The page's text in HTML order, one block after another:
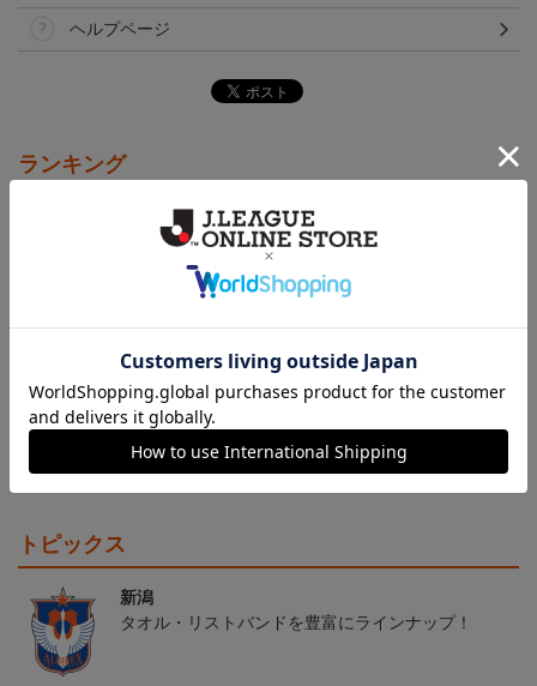
ヘルプページ
ランキング
アルビレックス新潟 ピ
カチュウ タオルマフラー
2,500円
26傘型サンシェード
4,400円
アルビレックス新潟 ピ
カチュウ キーホルダー
1,100円
トピックス
新潟
タオル・リストバンドを豊富にラインナップ！